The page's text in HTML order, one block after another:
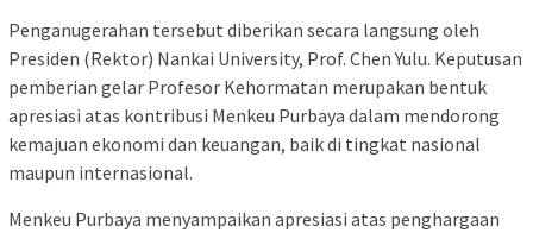
Penganugerahan tersebut diberikan secara langsung oleh
Presiden (Rektor) Nankai University, Prof. Chen Yulu. Keputusan
pemberian gelar Profesor Kehormatan merupakan bentuk
apresiasi atas kontribusi Menkeu Purbaya dalam mendorong
kemajuan ekonomi dan keuangan, baik di tingkat nasional
maupun internasional.
Menkeu Purbaya menyampaikan apresiasi atas penghargaan